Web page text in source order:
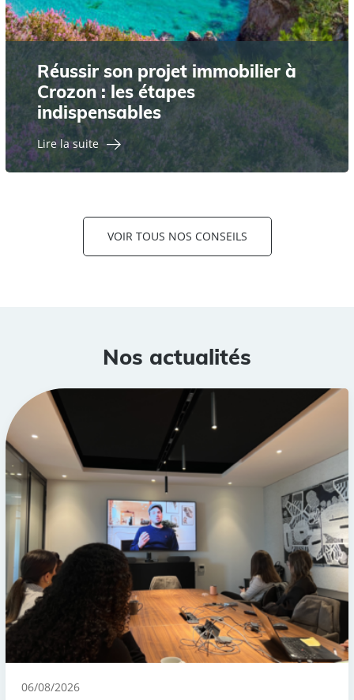
Réussir son projet immobilier à
Crozon : les étapes
indispensables
Lire la suite
VOIR TOUS NOS CONSEILS
Nos actualités
06/08/2026